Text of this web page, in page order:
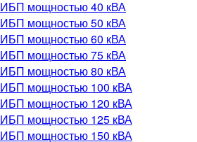
ИБП мощностью 40 кВА
ИБП мощностью 50 кВА
ИБП мощностью 60 кВА
ИБП мощностью 75 кВА
ИБП мощностью 80 кВА
ИБП мощностью 100 кВА
ИБП мощностью 120 кВА
ИБП мощностью 125 кВА
ИБП мощностью 150 кВА